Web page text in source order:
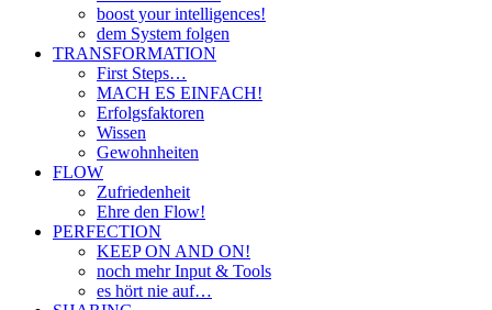
boost your intelligences!
dem System folgen
TRANSFORMATION
First Steps…
MACH ES EINFACH!
Erfolgsfaktoren
Wissen
Gewohnheiten
FLOW
Zufriedenheit
Ehre den Flow!
PERFECTION
KEEP ON AND ON!
noch mehr Input & Tools
es hört nie auf…